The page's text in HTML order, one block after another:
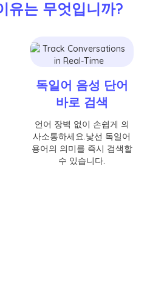
유는 무엇입니까?
독일어 음성 단어
바로 검색
언어 장벽 없이 손쉽게 의
사소통하세요.낯선 독일어
용어의 의미를 즉시 검색할
수 있습니다.